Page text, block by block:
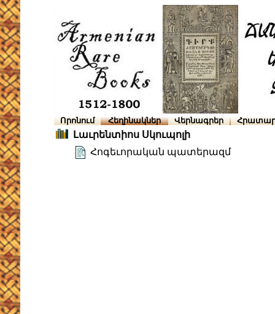
Որոնում Հեղինակներ Վերնագրեր
Լաւրենտիոս Սկուպոլի
Հոգեւորական պատերազմ